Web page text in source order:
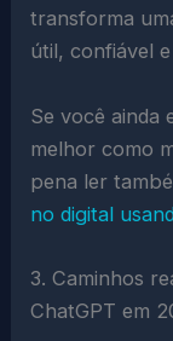
transforma
útil, confiável
Se você ainda
melhor como
pena ler
no digital
3. Caminhos
ChatGPT em